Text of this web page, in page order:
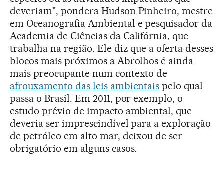
deveriam", pondera Hudson Pinheiro, mestre
em Oceanografia Ambiental e pesquisador da
Academia de Ciências da Califórnia, que
trabalha na região. Ele diz que a oferta desses
blocos mais próximos a Abrolhos é ainda
mais preocupante num contexto de
afrouxamento das leis ambientais pelo qual
passa o Brasil. Em 2011, por exemplo, o
estudo prévio de impacto ambiental, que
deveria ser imprescindível para a exploração
de petróleo em alto mar, deixou de ser
obrigatório em alguns casos.